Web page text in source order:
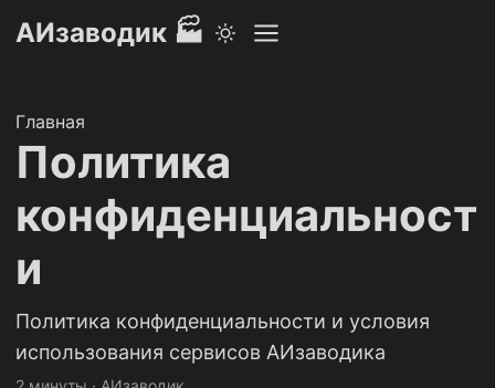
АИзаводик 🏭
Главная
Политика
конфиденциальност
и
Политика конфиденциальности и условия
использования сервисов АИзаводика